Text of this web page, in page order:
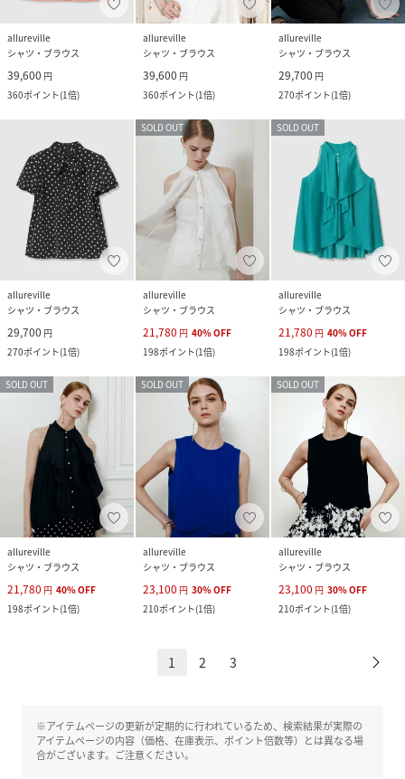
allureville
シャツ・ブラウス
39,600 円
360ポイント(1倍)
allureville
シャツ・ブラウス
39,600 円
360ポイント(1倍)
allureville
シャツ・ブラウス
29,700 円
270ポイント(1倍)
allureville
シャツ・ブラウス
29,700 円
270ポイント(1倍)
SOLD OUT
allureville
シャツ・ブラウス
21,780 円 40%OFF
198ポイント(1倍)
SOLD OUT
allureville
シャツ・ブラウス
21,780 円 40%OFF
198ポイント(1倍)
SOLD OUT
allureville
シャツ・ブラウス
21,780 円 40%OFF
198ポイント(1倍)
SOLD OUT
allureville
シャツ・ブラウス
23,100 円 30%OFF
210ポイント(1倍)
SOLD OUT
allureville
シャツ・ブラウス
23,100 円 30%OFF
210ポイント(1倍)
1 2 3
※アイテムページの更新が定期的に行われているため、検索結果が実際の
アイテムページの内容（価格、在庫表示、ポイント倍数等）とは異なる場
合がございます。ご注意ください。